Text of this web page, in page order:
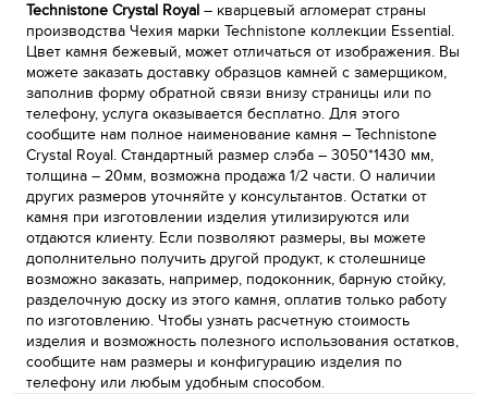
Technistone Crystal Royal – кварцевый агломерат страны
производства Чехия марки Technistone коллекции Essential.
Цвет камня бежевый, может отличаться от изображения. Вы
можете заказать доставку образцов камней с замерщиком,
заполнив форму обратной связи внизу страницы или по
телефону, услуга оказывается бесплатно. Для этого
сообщите нам полное наименование камня – Technistone
Crystal Royal. Стандартный размер слэба – 3050*1430 мм,
толщина – 20мм, возможна продажа 1/2 части. О наличии
других размеров уточняйте у консультантов. Остатки от
камня при изготовлении изделия утилизируются или
отдаются клиенту. Если позволяют размеры, вы можете
дополнительно получить другой продукт, к столешнице
возможно заказать, например, подоконник, барную стойку,
разделочную доску из этого камня, оплатив только работу
по изготовлению. Чтобы узнать расчетную стоимость
изделия и возможность полезного использования остатков,
сообщите нам размеры и конфигурацию изделия по
телефону или любым удобным способом.